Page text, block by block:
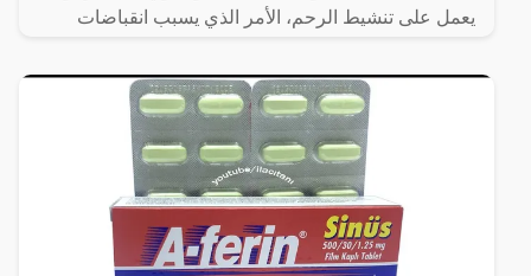
يعمل على تنشيط الرحم، الأمر الذي يسبب انقباضات